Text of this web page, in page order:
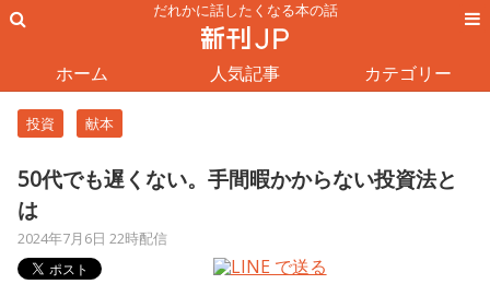
だれかに話したくなる本の話
ホーム 人気記事 カテゴリー
投資 献本
50代でも遅くない。手間暇かからない投資法と
は
2024年7月6日 22時配信